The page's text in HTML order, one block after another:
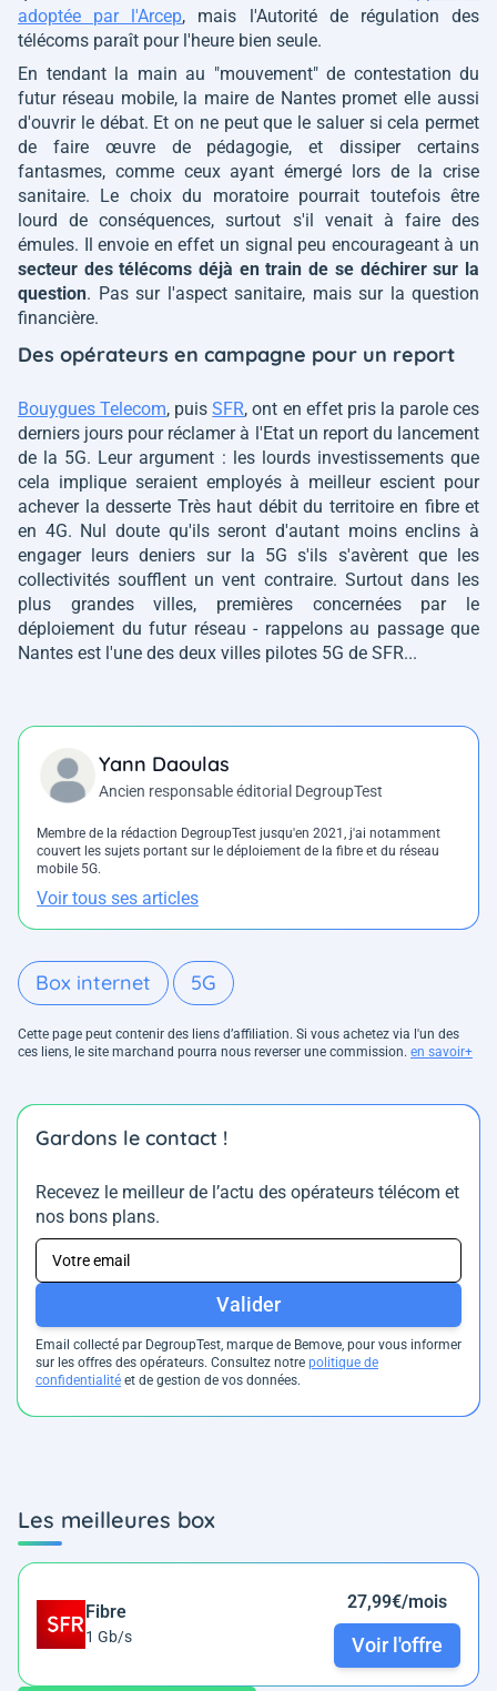
adoptée par l'Arcep, mais l'Autorité de régulation des
télécoms paraît pour l'heure bien seule.
En tendant la main au "mouvement" de contestation du
futur réseau mobile, la maire de Nantes promet elle aussi
d'ouvrir le débat. Et on ne peut que le saluer si cela permet
de faire œuvre de pédagogie, et dissiper certains
fantasmes, comme ceux ayant émergé lors de la crise
sanitaire. Le choix du moratoire pourrait toutefois être
lourd de conséquences, surtout s'il venait à faire des
émules. Il envoie en effet un signal peu encourageant à un
secteur des télécoms déjà en train de se déchirer sur la
question. Pas sur l'aspect sanitaire, mais sur la question
financière.
Des opérateurs en campagne pour un report
Bouygues Telecom, puisSFR, ont en effet pris la parole ces
derniers jours pour réclamer à l'Etat un report du lancement
de la 5G. Leur argument : les lourds investissements que
cela implique seraient employés à meilleur escient pour
achever la desserte Très haut débit du territoire en fibre et
en 4G. Nul doute qu'ils seront d'autant moins enclins à
engager leurs deniers sur la 5G s'ils s'avèrent que les
collectivités soufflent un vent contraire. Surtout dans les
plus grandes villes, premières concernées par le
déploiement du futur réseau - rappelons au passage que
Nantes est l'une des deux villes pilotes 5G de SFR...
Yann Daoulas
Ancien responsable éditorial DegroupTest
Membre de la rédaction DegroupTest jusqu'en 2021, j'ai notamment
couvert les sujets portant sur le déploiement de la fibre et du réseau
mobile 5G.
Voir tous ses articles
Box internet 5G
Cette page peut contenir des liens d’affiliation. Si vous achetez via l'un des
ces liens, le site marchand pourra nous reverser une commission. en savoir+
Gardons le contact !
Recevez le meilleur de l’actu des opérateurs télécom et
nos bons plans.
Valider
Email collecté par DegroupTest, marque de Bemove, pour vous informer
sur les offres des opérateurs. Consultez notre politique de
confidentialité et de gestion de vos données.
Les meilleures box
Fibre
1 Gb/s
27,99€/mois
Voir l'offre